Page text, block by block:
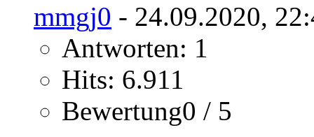
mmgj0 - 24.09.2020,
Antworten: 1
Hits: 6.911
Bewertung0 / 5